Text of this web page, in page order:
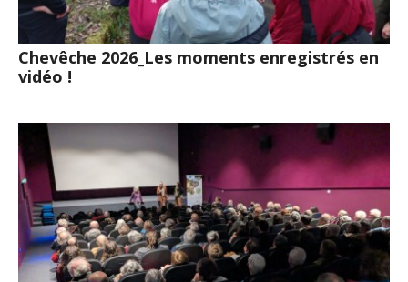
Chevêche 2026_Les moments enregistrés en
vidéo !